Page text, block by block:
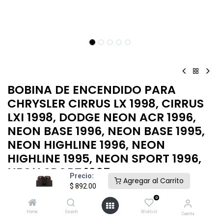
Precio:
$ 892.00
Agregar al Carrito
Home Search
0
Wishlist Cuenta
BOBINA DE ENCENDIDO PARA
CHRYSLER CIRRUS LX 1998, CIRRUS
LXI 1998, DODGE NEON ACR 1996,
NEON BASE 1996, NEON BASE 1995,
NEON HIGHLINE 1996, NEON
HIGHLINE 1995, NEON SPORT 1996,
NEON SPORT 1995
BOBINA ENCENDIDO CHRYSLER CIRRUS 1998
892.00